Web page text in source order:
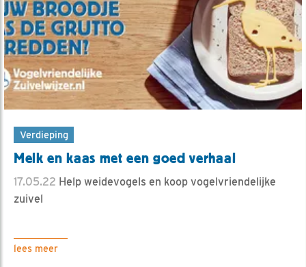
Verdieping
Melk en kaas met een goed verhaal
17.05.22 Help weidevogels en koop vogelvriendelijke
zuivel
lees meer